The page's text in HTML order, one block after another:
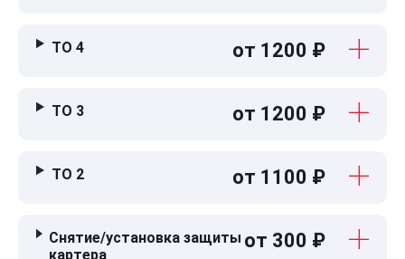
ТО 4 от 1200 ₽
ТО 3 от 1200 ₽
ТО 2 от 1100 ₽
Снятие/установка защиты
картера
от 300 ₽